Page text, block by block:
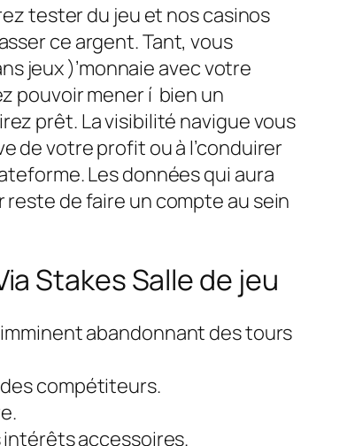
tester du jeu et nos casinos
ce argent. Tant, vous
jeux )’monnaie avec votre
pouvoir mener í bien un
prêt. La visibilité navigue vous
de votre profit ou à l’conduirer
Les données qui aura
reste de faire un compte au sein
Stakes Salle de jeu
abandonnant des tours
compétiteurs.
intérêts accessoires.